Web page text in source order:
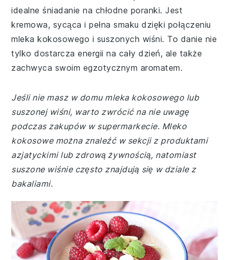
idealne śniadanie na chłodne poranki. Jest
kremowa, sycąca i pełna smaku dzięki połączeniu
mleka kokosowego i suszonych wiśni. To danie nie
tylko dostarcza energii na cały dzień, ale także
zachwyca swoim egzotycznym aromatem.
Jeśli nie masz w domu mleka kokosowego lub
suszonej wiśni, warto zwrócić na nie uwagę
podczas zakupów w supermarkecie. Mleko
kokosowe można znaleźć w sekcji z produktami
azjatyckimi lub zdrową żywnością, natomiast
suszone wiśnie często znajdują się w dziale z
bakaliami.